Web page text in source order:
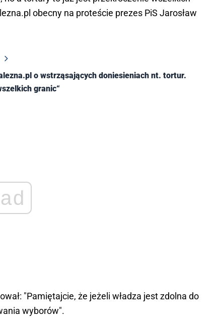
obecny na proteście prezes PiS Jarosław
o wstrząsających doniesieniach nt. tortur.
granic“
ad
"Pamiętajcie, że jeżeli władza jest zdolna do
wyborów".